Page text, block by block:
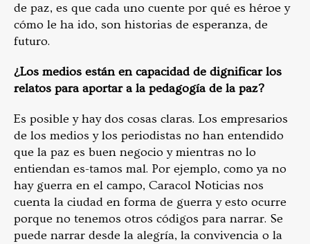
de paz, es que cada uno cuente por qué es héroe y
cómo le ha ido, son historias de esperanza, de
futuro.
¿Los medios están en capacidad de dignificar los
relatos para aportar a la pedagogía de la paz?
Es posible y hay dos cosas claras. Los empresarios
de los medios y los periodistas no han entendido
que la paz es buen negocio y mientras no lo
entiendan es-tamos mal. Por ejemplo, como ya no
hay guerra en el campo, Caracol Noticias nos
cuenta la ciudad en forma de guerra y esto ocurre
porque no tenemos otros códigos para narrar. Se
puede narrar desde la alegría, la convivencia o la